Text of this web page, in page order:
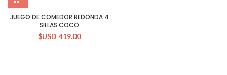
JUEGO DE COMEDOR REDONDA 4
SILLAS COCO
$USD 419.00